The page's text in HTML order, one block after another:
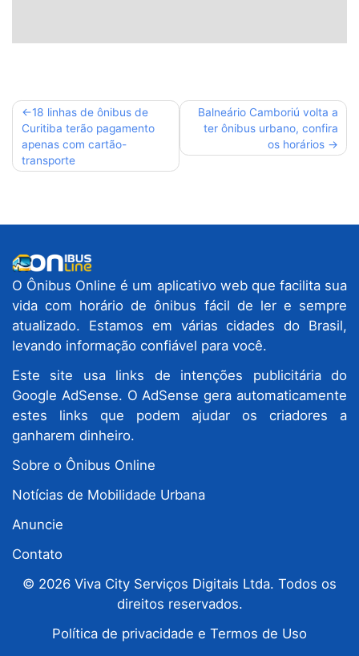
Navegação
de
Post
18 linhas de ônibus de
Curitiba terão pagamento
apenas com cartão-
transporte
Balneário Camboriú volta a
ter ônibus urbano, confira
os horários
O Ônibus Online é um aplicativo web que facilita sua
vida com horário de ônibus fácil de ler e sempre
atualizado. Estamos em várias cidades do Brasil,
levando informação confiável para você.
Este site usa links de intenções publicitária do
Google AdSense. O AdSense gera automaticamente
estes links que podem ajudar os criadores a
ganharem dinheiro.
Sobre o Ônibus Online
Notícias de Mobilidade Urbana
Anuncie
Contato
© 2026 Viva City Serviços Digitais Ltda. Todos os
direitos reservados.
Política de privacidade e Termos de Uso